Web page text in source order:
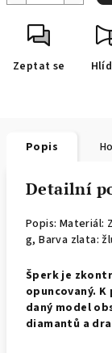
Zeptat se
Popis
Detailní
Popis: Materiál:
g, Barva zlata:
Šperk je
opuncovaný.
daný model
diamantů a